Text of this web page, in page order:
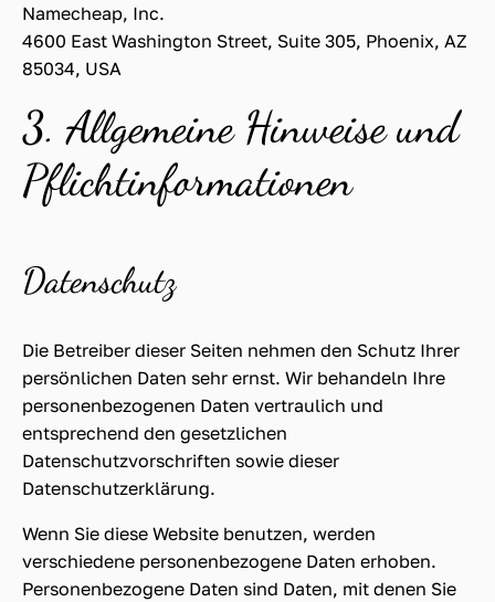
Namecheap, Inc.
4600 East Washington Street, Suite 305, Phoenix, AZ
85034, USA
3. Allgemeine Hinweise und
Pflicht­informationen
Datenschutz
Die Betreiber dieser Seiten nehmen den Schutz Ihrer
persönlichen Daten sehr ernst. Wir behandeln Ihre
personenbezogenen Daten vertraulich und
entsprechend den gesetzlichen
Datenschutzvorschriften sowie dieser
Datenschutzerklärung.
Wenn Sie diese Website benutzen, werden
verschiedene personenbezogene Daten erhoben.
Personenbezogene Daten sind Daten, mit denen Sie